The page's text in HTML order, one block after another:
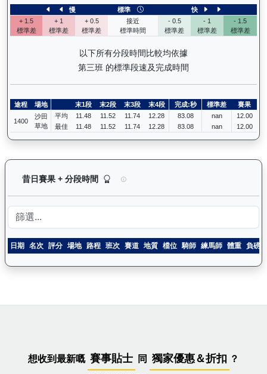
慢 標準
快
+ 1.5
標準差
+ 1
標準差
+ 0.5
標準差
接近
標準時間
- 0.5
標準差
- 1
標準差
- 1.5
標準差
以下所有分段時間比較均依據
第三班 的標準段速及完成時間
途程 場地 末1段 末2段 末3段 末4段 完成:秒 標準差 賽果
1400
沙田
草地
平均 11.48 11.52 11.74 12.28 83.08 nan
12.00
最佳
11.48 11.52 11.74 12.28 83.08 nan 12.00
昔日賽果 + 分段時間 無限勝利（K060）— 昔日賽果及分
日期 名次 評分 場地 路程 班次 賽道 地質 檔位 騎師 練馬師 體重 負磅
想收到最新嘅 賽事貼士 同 獨家優惠＆折扣 ？